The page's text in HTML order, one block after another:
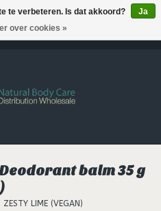
balm 35 g
LIME (VEGAN)
te verbeteren. Is dat akkoord?
Ja
over cookies »